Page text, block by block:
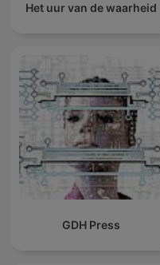
Het uur van de waarheid
GDH Press